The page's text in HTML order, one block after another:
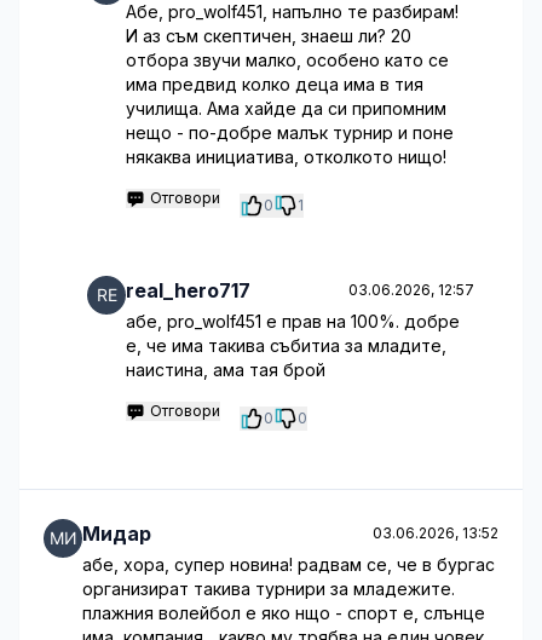
Абе, pro_wolf451, напълно те разбирам!
И аз съм скептичен, знаеш ли? 20
отбора звучи малко, особено като се
има предвид колко деца има в тия
училища. Ама хайде да си припомним
нещо - по-добре малък турнир и поне
някаква инициатива, отколкото нищо!
Отговори 0 1
real_hero717 03.06.2026, 12:57
абе, pro_wolf451 е прав на 100%. добре
е, че има такива събитиа за младите,
наистина, ама тая брой
Отговори 0 0
Мидар 03.06.2026, 13:52
абе, хора, супер новина! радвам се, че в бургас
организират такива турнири за младежите.
плажния волейбол е яко нщо - спорт е, слънце